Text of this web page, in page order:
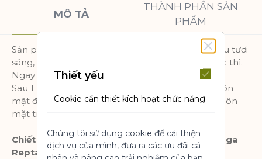
MÔ TẢ
THÀNH PHẦN SẢN
PHẨM
Sản phẩm chăm sóc da mặt và cổ này với kết cấu tươi
sáng, giúp dưỡng ẩm và mang lại làn da sáng tức thì.
Ngay lập tức, nếp nhăn giảm đi.
Sau 1 tháng, độ đàn hội được tăng cường và khuôn
mặt được định hình lại. Da sáng và săn chắc, khuôn
mặt trông tràn đầy sức sống.
Chiết xuất: Collagen thực vật cô đặc từ cây Ajuga
Reptans
Thiết yếu
Cookie cần thiết kích hoạt chức năng
thể hoạt động bình thường. Chúng
giúp làm cho một trang web có thể sử
Chúng tôi sử dụng cookie để cải thiện
dịch vụ của mình, đưa ra các ưu đãi cá